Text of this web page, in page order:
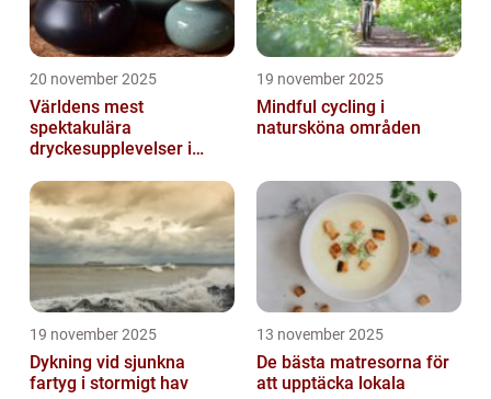
20 november 2025
Världens mest
spektakulära
dryckesupplevelser i
19 november 2025
Mindful cycling i
natursköna områden
19 november 2025
Dykning vid sjunkna
fartyg i stormigt hav
13 november 2025
De bästa matresorna för
att upptäcka lokala